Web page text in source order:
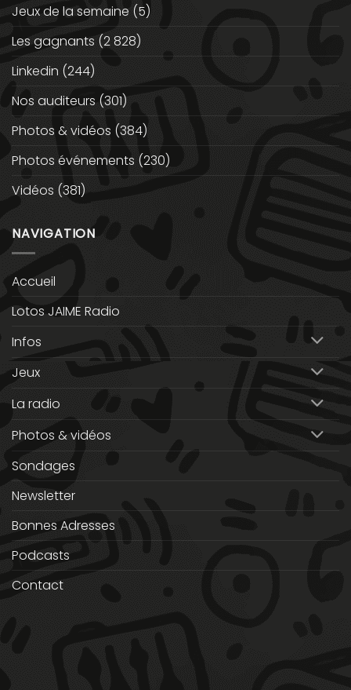
Jeux de la semaine (5)
Les gagnants (2 828)
Linkedin (244)
Nos auditeurs (301)
Photos & vidéos (384)
Photos événements (230)
Vidéos (381)
NAVIGATION
Accueil
Lotos JAIME Radio
Infos
Jeux
La radio
Photos & vidéos
Sondages
Newsletter
Bonnes Adresses
Podcasts
Contact